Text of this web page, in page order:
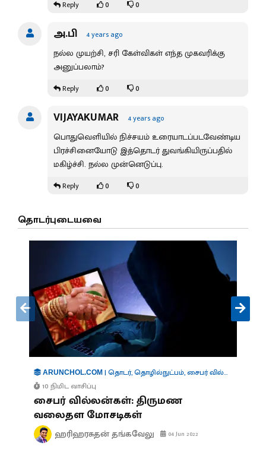
Reply 0 0
அ.பி 4 years ago
நல்ல முயற்சி, சரி கேள்விகள் எந்த முகவரிக்கு
அனுப்பலாம்?
Reply 0 0
VIJAYAKUMAR 4 years ago
பொதுவெளியில் நிச்சயம் உரையாடப்படவேண்டிய
பிரச்சினையோடு இத்தொடர் துவங்கியிருப்பதில்
மகிழ்ச்சி. நல்ல முன்னெடுப்பு.
Reply 0 0
தொடர்புடையவை
ARUNCHOL.COM |தொடர்,தொழில்நுட்பம்,சைபர் வில்லன்கள்
10 நிமிட வாசிப்பு
சைபர் வில்லன்கள்: திருமண
வலைதள மோசடிகள்
ஹரிஹரசுதன் தங்கவேலு 04 Jun 2022